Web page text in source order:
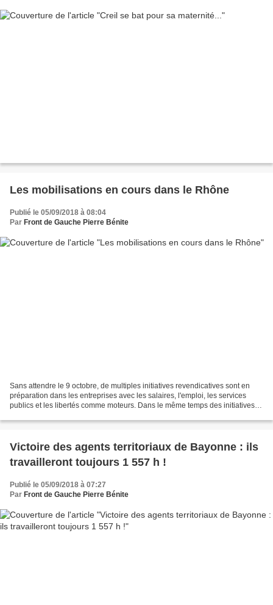
Les mobilisations en cours dans le Rhône
Publié le 05/09/2018 à 08:04
Par Front de Gauche Pierre Bénite
Sans attendre le 9 octobre, de multiples initiatives revendicatives sont en
préparation dans les entreprises avec les salaires, l'emploi, les services
publics et les libertés comme moteurs. Dans le même temps des initiatives
Victoire des agents territoriaux de Bayonne : ils
travailleront toujours 1 557 h !
Publié le 05/09/2018 à 07:27
Par Front de Gauche Pierre Bénite